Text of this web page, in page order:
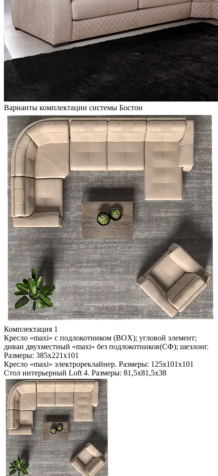
Варианты комплектации системы Бостон
Комплектация 1
Кресло «maxi» с подлокотником (BOX); угловой элемент;
диван двухместный «maxi» без подлокотников(СФ); шезлонг.
Размеры: 385х221х101
Кресло «maxi» электрореклайнер. Размеры: 125х101х101
Стол интерьерный Loft 4. Размеры: 81,5х81,5х38